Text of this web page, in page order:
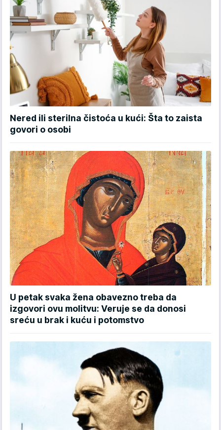
Nered ili sterilna čistoća u kući: Šta to zaista
govori o osobi
U petak svaka žena obavezno treba da
izgovori ovu molitvu: Veruje se da donosi
sreću u brak i kuću i potomstvo